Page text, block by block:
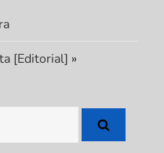
[Editorial] »